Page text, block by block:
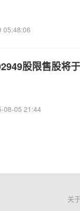
05:48:06
股限售股将
08-05 21:44
关